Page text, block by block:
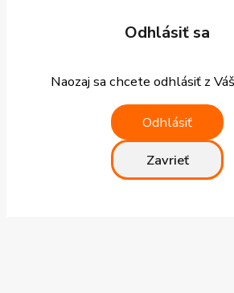
Odhlásiť sa
Naozaj sa chcete odhlásiť z
Odhlásiť
Zavrieť